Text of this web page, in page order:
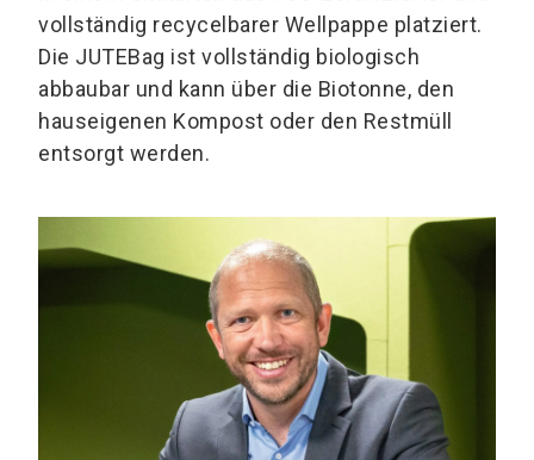
vollständig recycelbarer Wellpappe platziert.
Die JUTEBag ist vollständig biologisch
abbaubar und kann über die Biotonne, den
hauseigenen Kompost oder den Restmüll
entsorgt werden.